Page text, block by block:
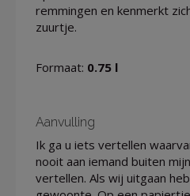
remmingen en kenmerkt
zuurtje.
Formaat: 0.75 l
Aanvulling
Ik ga u iets vertellen
nooit aan iemand buiten
vertellen. Als wij uitgaan